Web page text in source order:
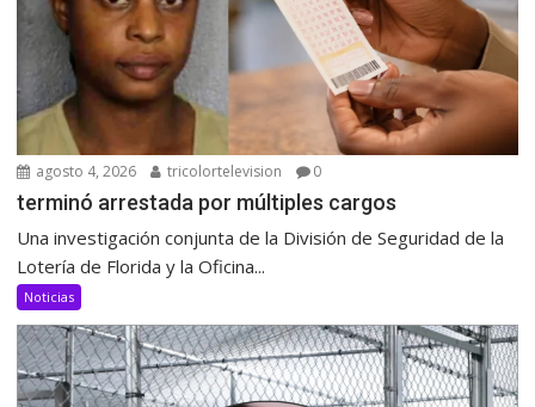
agosto 4, 2026 tricolortelevision 0
terminó arrestada por múltiples cargos
Una investigación conjunta de la División de Seguridad de la
Lotería de Florida y la Oficina...
Noticias